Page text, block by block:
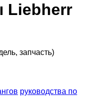
Liebherr
запчасть)
руководства по